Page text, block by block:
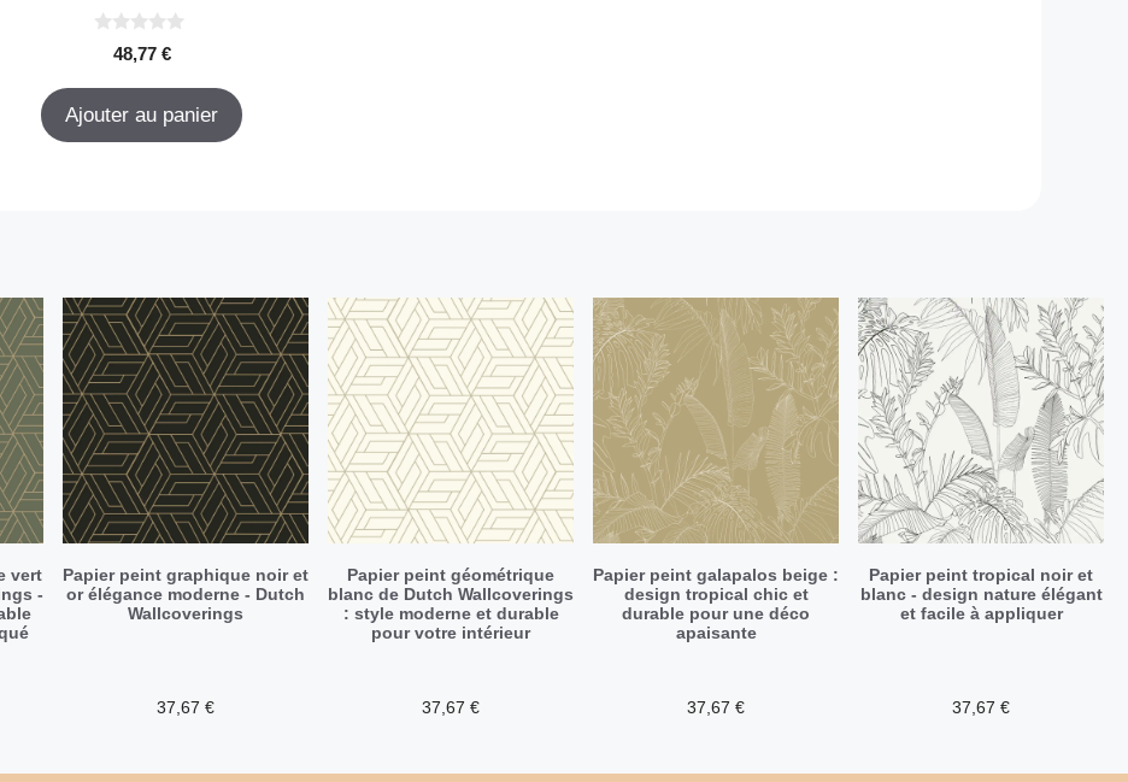
5
48,77 €
Ajouter au panier
vert
-
Papier peint graphique noir et
or élégance moderne - Dutch
Wallcoverings
37,67 €
Papier peint géométrique
blanc de Dutch Wallcoverings
: style moderne et durable
pour votre intérieur
37,67 €
Papier peint galapalos beige :
design tropical chic et
durable pour une déco
apaisante
37,67 €
Papier peint tropical noir et
blanc - design nature élégant
et facile à appliquer
37,67 €